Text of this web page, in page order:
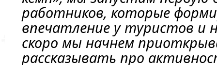
работников, которые
впечатление у туристов и
скоро мы начнем
рассказывать про